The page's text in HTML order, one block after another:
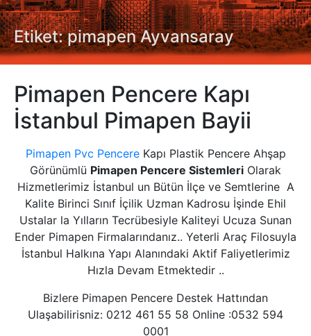
Etiket: pimapen Ayvansaray
Pimapen Pencere Kapı
İstanbul Pimapen Bayii
Pimapen Pvc PencereKapı Plastik Pencere Ahşap
Görünümlü Pimapen Pencere Sistemleri Olarak
Hizmetlerimiz İstanbul un Bütün İlçe ve Semtlerine A
Kalite Birinci Sınıf İçilik Uzman Kadrosu İşinde Ehil
Ustalar la Yılların Tecrübesiyle Kaliteyi Ucuza Sunan
Ender Pimapen Firmalarındanız.. Yeterli Araç Filosuyla
İstanbul Halkına Yapı Alanındaki Aktif Faliyetlerimiz
Hızla Devam Etmektedir ..
Bizlere Pimapen Pencere Destek Hattından
Ulaşabilirisniz: 0212 461 55 58 Online :0532 594
0001